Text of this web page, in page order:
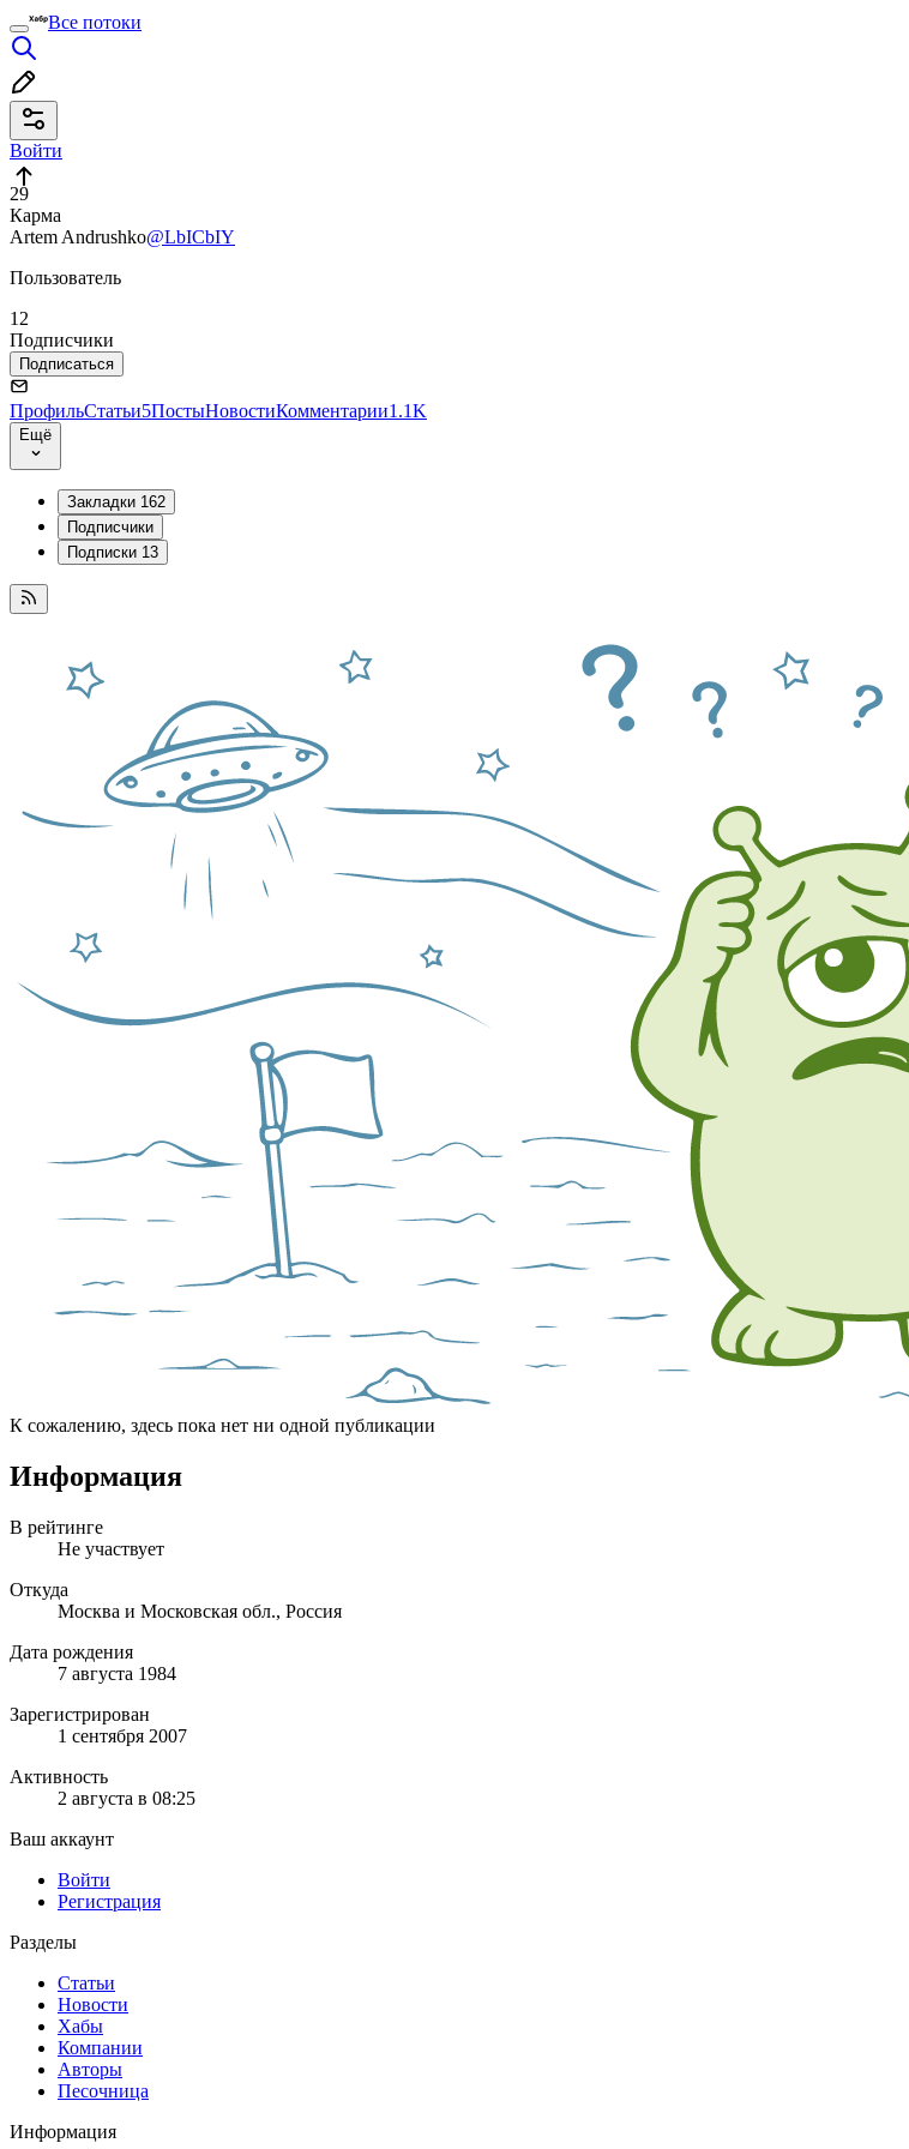
Все потоки
Войти
29
Карма
Artem Andrushko@LbICbIY
Пользователь
12
Подписчики
Подписаться
ПрофильСтатьи5ПостыНовостиКомментарии1.1K
Ещё
Закладки 162
Подписчики
Подписки 13
К сожалению, здесь пока нет ни одной публикации
Информация
В рейтинге
Не участвует
Откуда
Москва и Московская обл., Россия
Дата рождения
7 августа 1984
Зарегистрирован
1 сентября 2007
Активность
2 августа в 08:25
Ваш аккаунт
Войти
Регистрация
Разделы
Статьи
Новости
Хабы
Компании
Авторы
Песочница
Информация